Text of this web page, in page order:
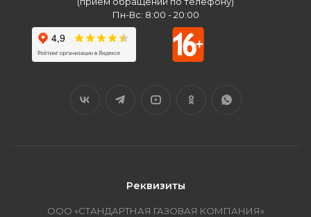
Пн-Вс: 8:00 - 20:00
Реквизиты
ООО «СТАНДАРТНАЯ ГАЗОВАЯ КОМПАНИЯ»